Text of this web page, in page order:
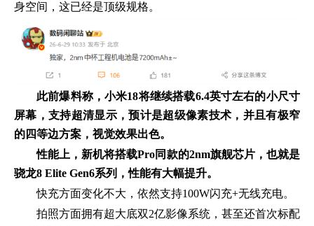
身空间，这已经是顶级规格。
此前爆料称，小米18将继续搭载6.4英寸左右的小尺寸
屏幕，支持超清显示，预计是超级像素技术，并且有极窄
的四等边方案，视觉效果出色。
性能上，新机将搭载Pro同款的2nm旗舰芯片，也就是
骁龙8 Elite Gen6系列，性能有大幅提升。
快充方面变化不大，依然支持100W闪充+无线充电。
拍照方面拥有超大底双2亿影像系统，甚至还首次标配